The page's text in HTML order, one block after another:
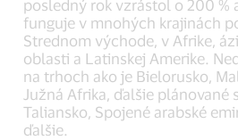
posledný rok vzrástol o 200 %
funguje v mnohých krajinách
Strednom východe, v Afrike,
oblasti a Latinskej Amerike.
na trhoch ako je Bielorusko,
Južná Afrika, ďalšie plánované
Taliansko, Spojené arabské
ďalšie.